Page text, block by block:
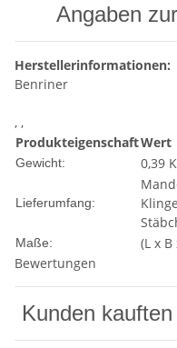
Angaben
Herstellerinformationen:
Benriner
, ,
ProdukteigenschaftWert
Gewicht: 0,39
Lieferumfang:
Maße:
(L x
Bewertungen
Kunden